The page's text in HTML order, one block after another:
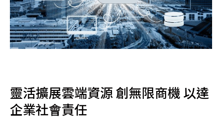
靈活擴展雲端資源 創無限商機 以達
企業社會責任